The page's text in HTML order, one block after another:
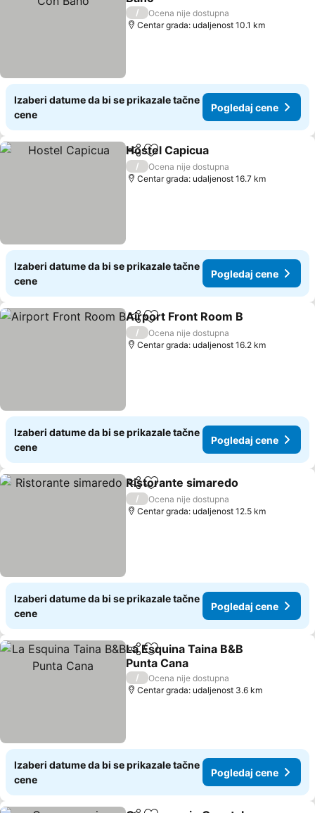
Pogledaj cene
/
Ocena nije dostupna
Centar grada: udaljenost 10.1 km
Izaberi datume da bi se prikazale tačne
cene
Pogledaj cene
Deli Dodati u favorite
Hostel Capicua
/
Ocena nije dostupna
Centar grada: udaljenost 16.7 km
Izaberi datume da bi se prikazale tačne
cene
Pogledaj cene
Deli Dodati u favorite
Airport Front Room B
/
Ocena nije dostupna
Centar grada: udaljenost 16.2 km
Izaberi datume da bi se prikazale tačne
cene
Pogledaj cene
Deli Dodati u favorite
Ristorante simaredo
/
Ocena nije dostupna
Centar grada: udaljenost 12.5 km
Izaberi datume da bi se prikazale tačne
cene
Pogledaj cene
Deli Dodati u favorite
La Esquina Taina B&B
Punta Cana
Pogledaj cene
/
Ocena nije dostupna
Centar grada: udaljenost 3.6 km
Izaberi datume da bi se prikazale tačne
cene
Pogledaj cene